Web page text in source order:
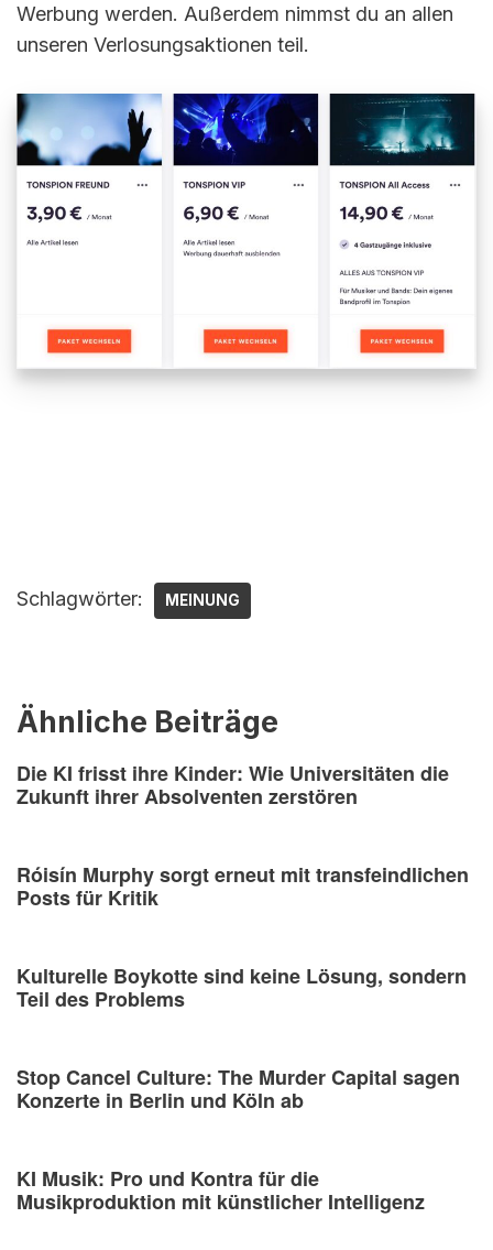
Werbung werden. Außerdem nimmst du an allen
unseren Verlosungsaktionen teil.
Schlagwörter: MEINUNG
Ähnliche Beiträge
Die KI frisst ihre Kinder: Wie Universitäten die
Zukunft ihrer Absolventen zerstören
Róisín Murphy sorgt erneut mit transfeindlichen
Posts für Kritik
Kulturelle Boykotte sind keine Lösung, sondern
Teil des Problems
Stop Cancel Culture: The Murder Capital sagen
Konzerte in Berlin und Köln ab
KI Musik: Pro und Kontra für die
Musikproduktion mit künstlicher Intelligenz